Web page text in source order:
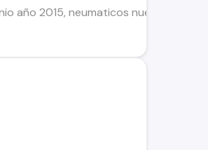
año 2015, neumaticos nuevos,